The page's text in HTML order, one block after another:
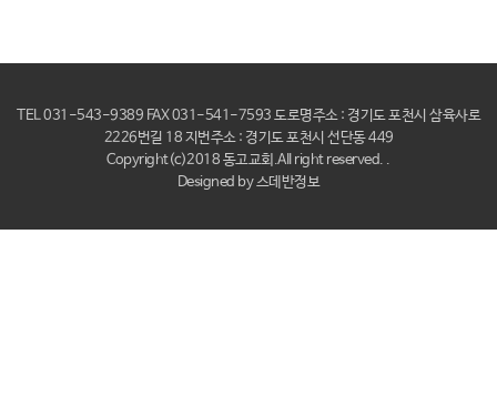
TEL 031-543-9389 FAX 031-541-7593 도로명주소 : 경기도 포천시 삼육사로
2226번길 18 지번주소 : 경기도 포천시 선단동 449
Copyright(c)2018 동고교회.AII right reserved. .
Designed by스데반정보